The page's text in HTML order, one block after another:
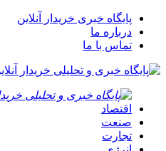
پایگاه خبری خریدار آنلاین
درباره ما
تماس با ما
اقتصاد
صنعت
تجارت